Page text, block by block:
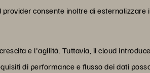
consente inoltre di esternalizzare
e l'agilità. Tuttavia, il cloud
di performance e flusso dei dati